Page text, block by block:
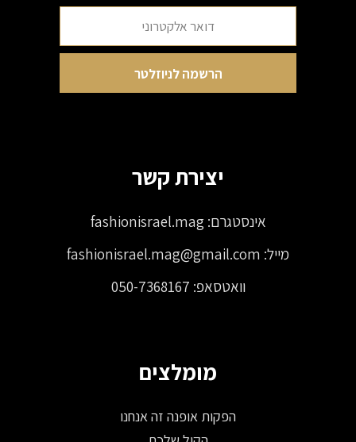
יצירת קשר
אינסטגרם:fashionisrael.mag
מייל: fashionisrael.mag@gmail.com
וואטסאפ: 050-7368167
מומלצים
הפקות אופנה זה אנחנו